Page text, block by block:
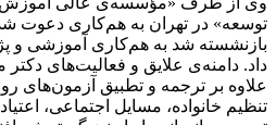
بازنشسته شد به هم‌کاری آموزشی و
داد. دامنه‌ی علایق و فعالیت‌های دکتر
علاوه بر ترجمه و تطبیق آزمون‌های
تنظیم خانواده، مسایل اجتماعی،